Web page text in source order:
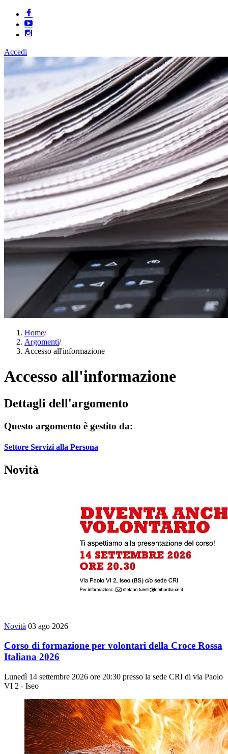
Accedi
Home/
Argomenti/
Accesso all'informazione
Accesso all'informazione
Dettagli dell'argomento
Questo argomento è gestito da:
Settore Servizi alla Persona
Novità
Novità 03 ago 2026
Corso di formazione per volontari della Croce Rossa
Italiana 2026
Lunedì 14 settembre 2026 ore 20:30 presso la sede CRI di via Paolo
VI 2 - Iseo